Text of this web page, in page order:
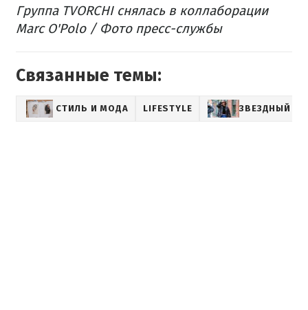
Группа TVORCHI снялась в коллаборации
Marc O'Polo / Фото пресс-службы
Связанные темы:
СТИЛЬ И МОДА LIFESTYLE ЗВЕЗДНЫЙ